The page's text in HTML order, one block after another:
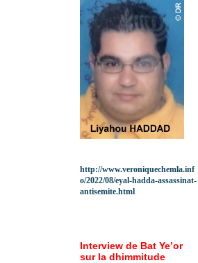
http://www.veroniquechemla.inf
o/2022/08/eyal-hadda-assassinat-
antisemite.html
Interview de Bat Ye’or
sur la dhimmitude